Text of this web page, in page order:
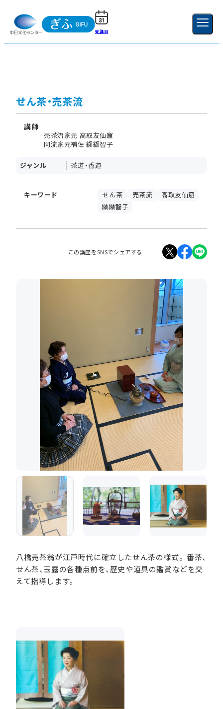
受講日 新規登録
せん茶・売茶流
講師
売茶流家元 高取友仙窟
同流家元補佐 纐纈智子
ジャンル 茶道・香道
キーワード せん茶 売茶流
高取友仙窟
纐纈智子
この講座をSNSでシェアする
八橋売茶翁が江戸時代に確立したせん茶の様式。番茶、
せん茶、玉露の各種点前を、歴史や道具の鑑賞などを交
えて指導します。